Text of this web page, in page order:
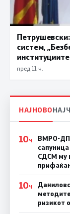
систем,
пред 11 ч.
НАЈНОВО
10Ч
ВМРО-
СДСМ му
10Ч
ризикот